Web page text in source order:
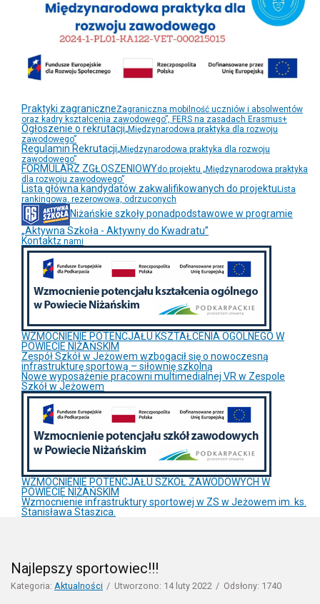
Praktyki zagraniczneZagraniczna mobilność uczniów i absolwentów
oraz kadry kształcenia zawodowego”, FERS na zasadach Erasmus+
Ogłoszenie o rekrutacji„Międzynarodowa praktyka dla rozwoju
zawodowego”
Regulamin Rekrutacji„Międzynarodowa praktyka dla rozwoju
zawodowego”
FORMULARZ ZGŁOSZENIOWYdo projektu „Międzynarodowa praktyka
dla rozwoju zawodowego”
Lista główna kandydatów zakwalifikowanych do projektu Lista
rankingowa, rezerowowa, odrzuconych
Niżańskie szkoły ponadpodstawowe w programie
„Aktywna Szkoła - Aktywny do Kwadratu”
Kontaktz nami
WZMOCNIENIE POTENCJAŁU KSZTAŁCENIA OGÓLNEGO W
POWIECIE NIŻAŃSKIM
Zespół Szkół w Jeżowem wzbogacił się o nowoczesną
infrastrukturę sportową – siłownię szkolną
Nowe wyposażenie pracowni multimedialnej VR w Zespole
Szkół w Jeżowem
WZMOCNIENIE POTENCJAŁU SZKÓŁ ZAWODOWYCH W
POWIECIE NIŻAŃSKIM
Wzmocnienie infrastruktury sportowej w ZS w Jeżowem im. ks.
Stanisława Staszica.
Najlepszy sportowiec!!!
Kategoria: Aktualności Utworzono: 14 luty 2022 Odsłony: 1740